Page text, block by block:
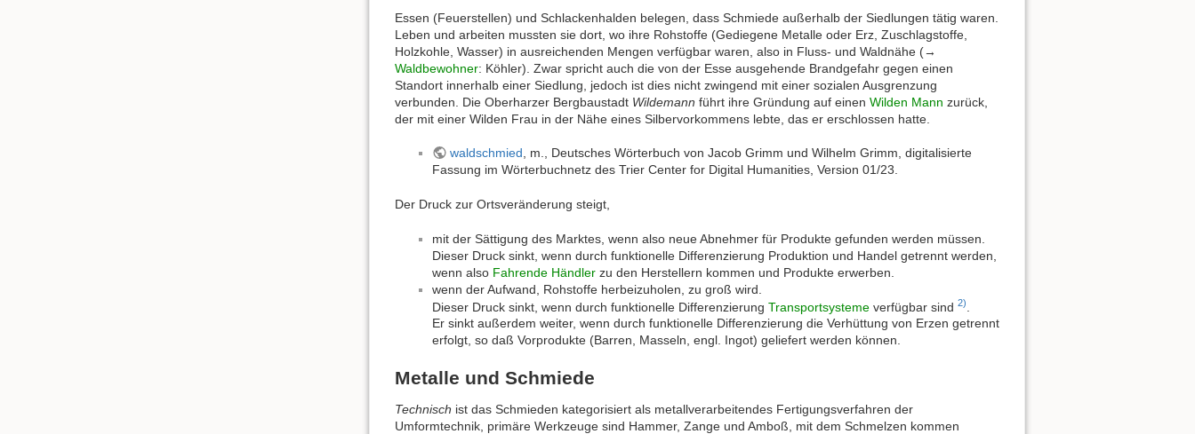
Essen (Feuerstellen) und Schlackenhalden belegen, dass Schmiede außerhalb der Siedlungen tätig waren.
Leben und arbeiten mussten sie dort, wo ihre Rohstoffe (Gediegene Metalle oder Erz, Zuschlagstoffe,
Holzkohle, Wasser) in ausreichenden Mengen verfügbar waren, also in Fluss- und Waldnähe (→
Waldbewohner: Köhler). Zwar spricht auch die von der Esse ausgehende Brandgefahr gegen einen
Standort innerhalb einer Siedlung, jedoch ist dies nicht zwingend mit einer sozialen Ausgrenzung
verbunden. Die Oberharzer Bergbaustadt Wildemann führt ihre Gründung auf einen Wilden Mann zurück,
der mit einer Wilden Frau in der Nähe eines Silbervorkommens lebte, das er erschlossen hatte.
waldschmied, m., Deutsches Wörterbuch von Jacob Grimm und Wilhelm Grimm, digitalisierte
Fassung im Wörterbuchnetz des Trier Center for Digital Humanities, Version 01/23.
Der Druck zur Ortsveränderung steigt,
mit der Sättigung des Marktes, wenn also neue Abnehmer für Produkte gefunden werden müssen.
Dieser Druck sinkt, wenn durch funktionelle Differenzierung Produktion und Handel getrennt werden,
wenn also Fahrende Händler zu den Herstellern kommen und Produkte erwerben.
wenn der Aufwand, Rohstoffe herbeizuholen, zu groß wird.
Dieser Druck sinkt, wenn durch funktionelle Differenzierung Transportsysteme verfügbar sind 2)
Er sinkt außerdem weiter, wenn durch funktionelle Differenzierung die Verhüttung von Erzen getrennt
erfolgt, so daß Vorprodukte (Barren, Masseln, engl. Ingot) geliefert werden können.
Metalle und Schmiede
Technisch ist das Schmieden kategorisiert als metallverarbeitendes Fertigungsverfahren der
Umformtechnik, primäre Werkzeuge sind Hammer, Zange und Amboß, mit dem Schmelzen kommen